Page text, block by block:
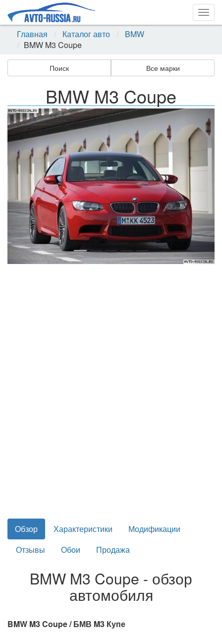
Главная
Каталог авто
BMW
BMW M3 Coupe
Поиск Все марки
BMW M3 Coupe
Назад
Обзор Характеристики
Модификации
Отзывы
Обои Продажа
BMW M3 Coupe - обзор
автомобиля
BMW M3 Coupe / БМВ M3 Купе